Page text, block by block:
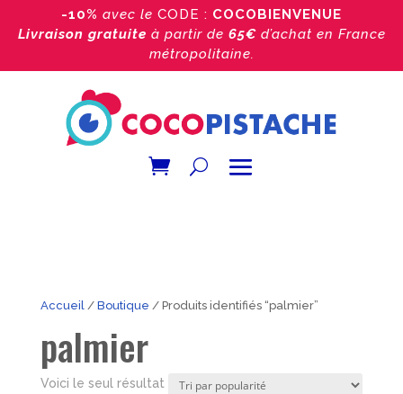
-10% avec le CODE : COCOBIENVENUE
Livraison gratuite à partir de 65€ d’achat en France
métropolitaine.
Accueil/ Boutique / Produits identifiés “palmier”
palmier
Voici le seul résultat